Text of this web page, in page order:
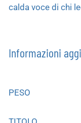
calda voce di chi
Informazioni
PESO